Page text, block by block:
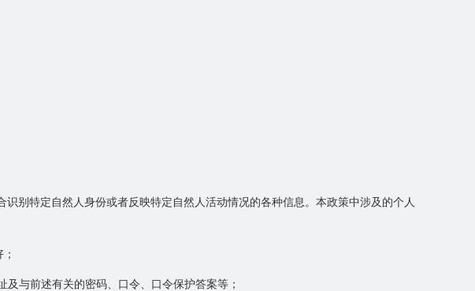
别特定自然人身份或者反映特定自然人活动情况的各种信息。本政策中涉及的个人
与前述有关的密码、口令、口令保护答案等；